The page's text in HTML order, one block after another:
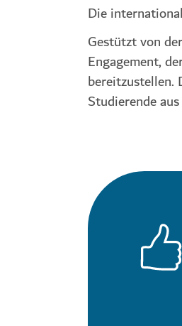
Die
Gestützt von
Engagement,
bereitzustellen.
Studierende